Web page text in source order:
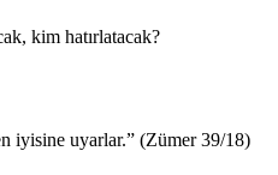
kim hatırlatacak?
iyisine uyarlar.” (Zümer 39/18)